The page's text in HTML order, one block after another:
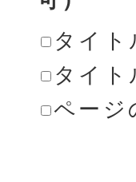
タイ
タイト
ページ